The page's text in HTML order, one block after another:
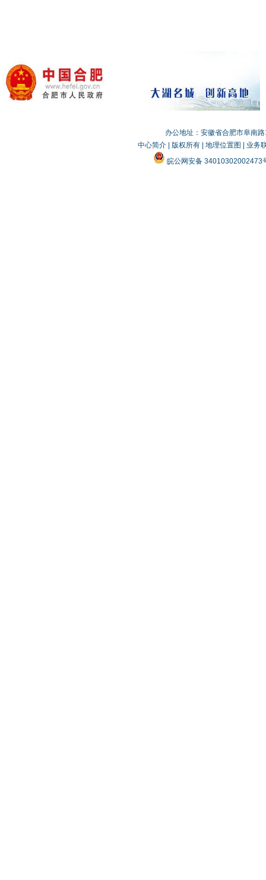
办公地址：安徽省合肥市阜南
中心简介| 版权所有| 地理位置图
业务
皖公网安备 34010302002473